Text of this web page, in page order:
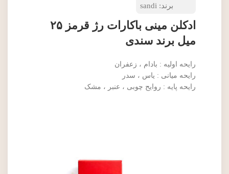
برند: sandi
ادکلن مینی باکارات رژ قرمز ۲۵
میل برند سندی
رایحه اولیه : بادام ، زعفران
رایحه میانی : یاس ، سدر
رایحه پایه : روایح چوبی ، عنبر ، مشک